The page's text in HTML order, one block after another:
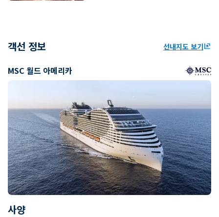
객선 정보 선내지도 보기ungroup
MSC 월드 아메리카
사양